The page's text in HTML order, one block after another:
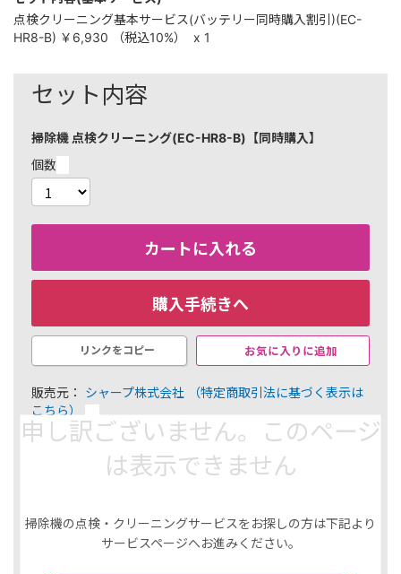
点検クリーニング基本サービス(バッテリー同時購入割引)(EC-
HR8-B) ￥6,930 （税込10%） x 1
セット内容
掃除機 点検クリーニング(EC-HR8-B)【同時購入】
個数
カートに入れる
購入手続きへ
お気に入りに追加
リンクをコピー
販売元： シャープ株式会社
（特定商取引法に基づく表示は
こちら）
￥27,720
277 ポイント（1％） 内訳
選択した商品
セット内容(バッテリー大容量):
申し訳ございません。このページ
は表示できません
掃除機の点検・クリーニングサービスをお探しの方は下記より
サービスページへお進みください。